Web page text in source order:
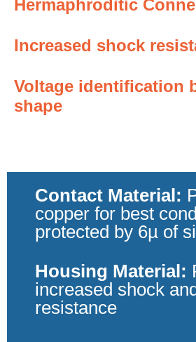
Hermaphroditic
Increased shock
Voltage identification
shape
Contact Material:
copper for best
protected by 6µ of
Housing Material:
increased shock
resistance